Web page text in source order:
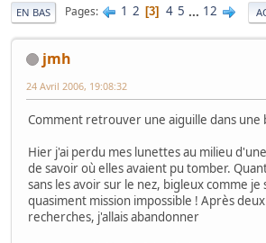
EN BAS Pages 1 2 3 4 5 ... 12
jmh
24 Avril 2006, 19:08:32
Comment retrouver une aiguille dans une
Hier j'ai perdu mes lunettes au milieu
de savoir où elles avaient pu tomber.
sans les avoir sur le nez, bigleux comme je
quasiment mission impossible ! Après
recherches, j'allais abandonner